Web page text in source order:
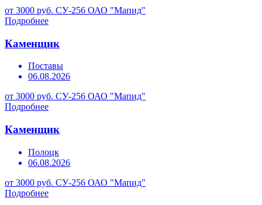
от 3000 руб. СУ-256 ОАО "Мапид"
Подробнее
Каменщик
Поставы
06.08.2026
от 3000 руб. СУ-256 ОАО "Мапид"
Подробнее
Каменщик
Полоцк
06.08.2026
от 3000 руб. СУ-256 ОАО "Мапид"
Подробнее